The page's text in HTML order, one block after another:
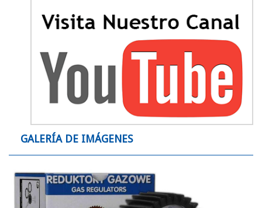
GALERÍA DE IMÁGENES